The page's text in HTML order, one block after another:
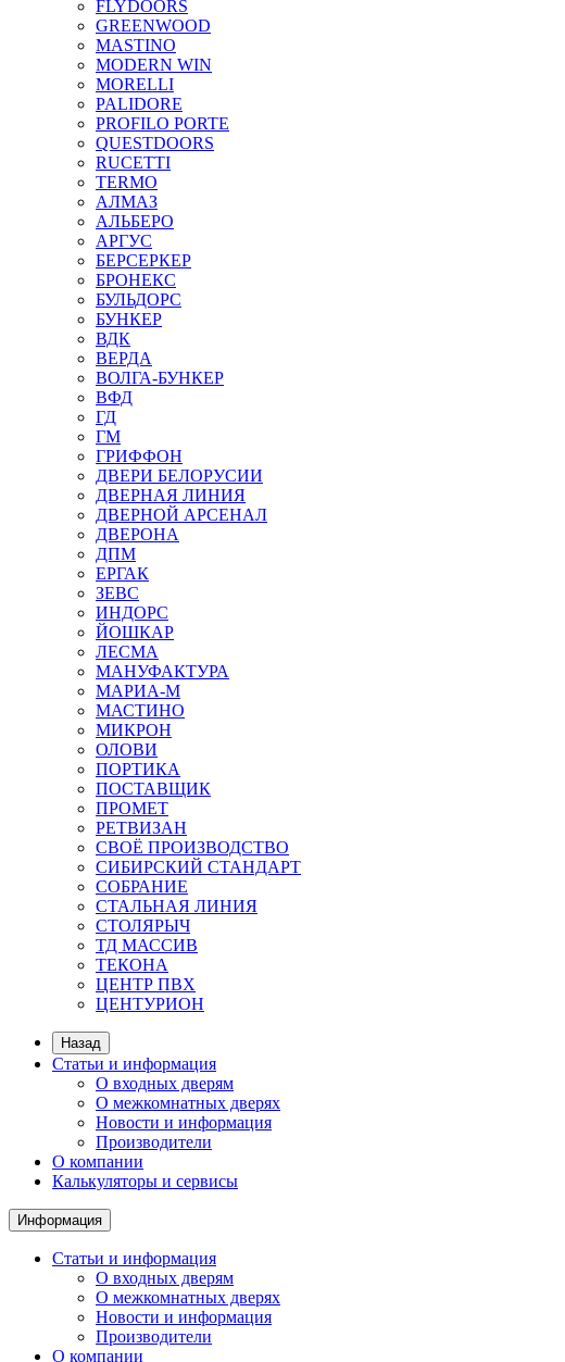
FLYDOORS
GREENWOOD
MASTINO
MODERN WIN
MORELLI
PALIDORE
PROFILO PORTE
QUESTDOORS
RUCETTI
TERMO
АЛМАЗ
АЛЬБЕРО
АРГУС
БЕРСЕРКЕР
БРОНЕКС
БУЛЬДОРС
БУНКЕР
ВДК
ВЕРДА
ВОЛГА-БУНКЕР
ВФД
ГД
ГМ
ГРИФФОН
ДВЕРИ БЕЛОРУСИИ
ДВЕРНАЯ ЛИНИЯ
ДВЕРНОЙ АРСЕНАЛ
ДВЕРОНА
ДПМ
ЕРГАК
ЗЕВС
ИНДОРС
ЙОШКАР
ЛЕСМА
МАНУФАКТУРА
МАРИА-М
МАСТИНО
МИКРОН
ОЛОВИ
ПОРТИКА
ПОСТАВЩИК
ПРОМЕТ
РЕТВИЗАН
СВОЁ ПРОИЗВОДСТВО
СИБИРСКИЙ СТАНДАРТ
СОБРАНИЕ
СТАЛЬНАЯ ЛИНИЯ
СТОЛЯРЫЧ
ТД МАССИВ
ТЕКОНА
ЦЕНТР ПВХ
ЦЕНТУРИОН
Назад
Статьи и информация
О входных дверям
О межкомнатных дверях
Новости и информация
Производители
О компании
Калькуляторы и сервисы
Информация
Статьи и информация
О входных дверям
О межкомнатных дверях
Новости и информация
Производители
О компании